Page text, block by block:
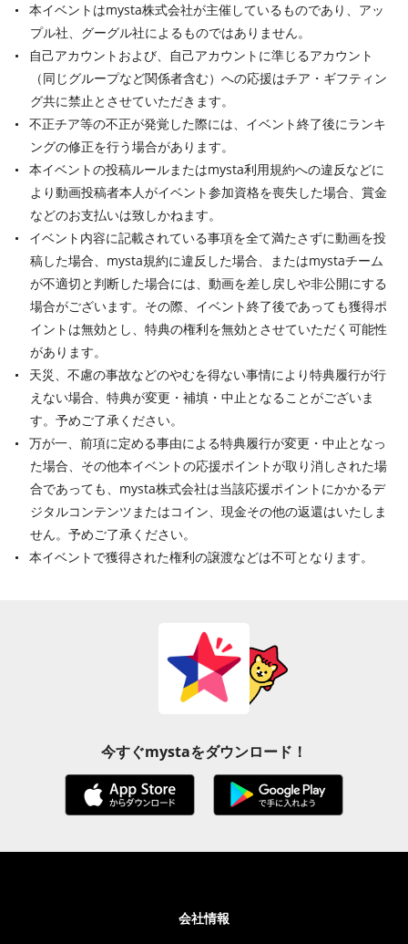
本イベントはmysta株式会社が主催しているものであり、アッ
プル社、グーグル社によるものではありません。
自己アカウントおよび、自己アカウントに準じるアカウント
（同じグループなど関係者含む）への応援はチア・ギフティン
グ共に禁止とさせていただきます。
不正チア等の不正が発覚した際には、イベント終了後にランキ
ングの修正を行う場合があります。
本イベントの投稿ルールまたはmysta利用規約への違反などに
より動画投稿者本人がイベント参加資格を喪失した場合、賞金
などのお支払いは致しかねます。
イベント内容に記載されている事項を全て満たさずに動画を投
稿した場合、mysta規約に違反した場合、またはmystaチーム
が不適切と判断した場合には、動画を差し戻しや非公開にする
場合がございます。その際、イベント終了後であっても獲得ポ
イントは無効とし、特典の権利を無効とさせていただく可能性
があります。
天災、不慮の事故などのやむを得ない事情により特典履行が行
えない場合、特典が変更・補填・中止となることがございま
す。予めご了承ください。
万が一、前項に定める事由による特典履行が変更・中止となっ
た場合、その他本イベントの応援ポイントが取り消しされた場
合であっても、mysta株式会社は当該応援ポイントにかかるデ
ジタルコンテンツまたはコイン、現金その他の返還はいたしま
せん。予めご了承ください。
本イベントで獲得された権利の譲渡などは不可となります。
今すぐmystaをダウンロード！
会社情報